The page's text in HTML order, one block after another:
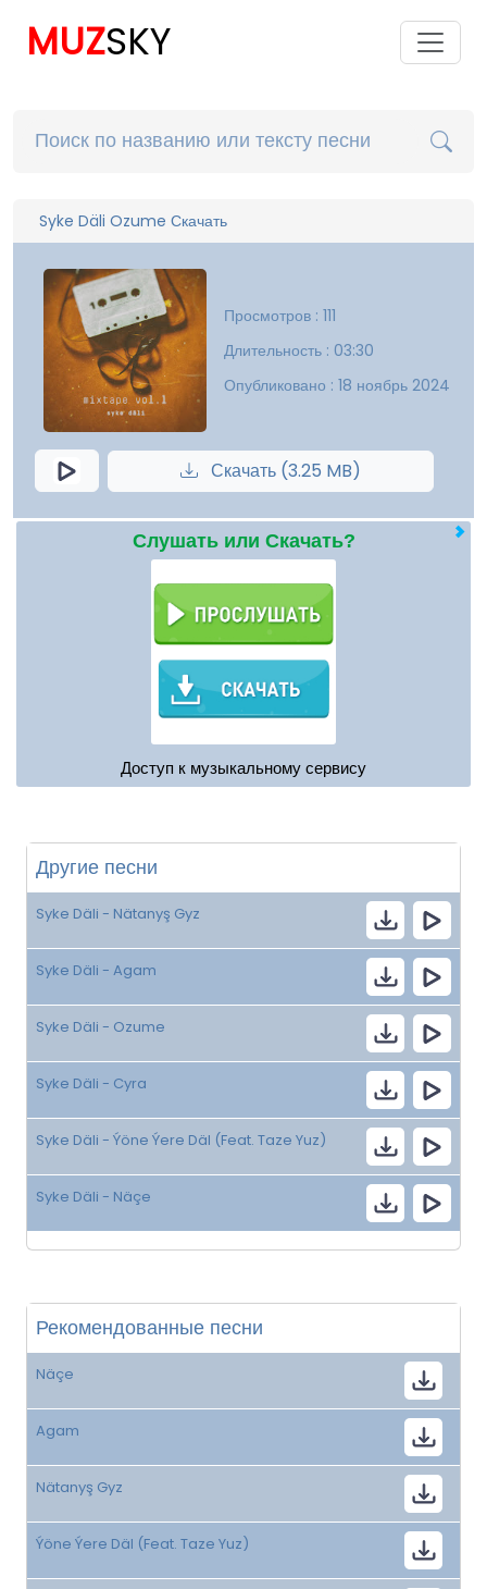
MUZSKY
Syke Däli Ozume Скачать
Просмотров : 111
Длительность : 03:30
Опубликовано : 18 ноябрь 2024
Скачать (3.25 MB)
Слушать или Скачать?
Доступ к музыкальному сервису
Другие песни
Syke Däli - Nätanyş Gyz
Syke Däli - Agam
Syke Däli - Ozume
Syke Däli - Cyra
Syke Däli - Ýöne Ýere Däl (Feat. Taze Yuz)
Syke Däli - Näçe
Рекомендованные песни
Näçe
Agam
Nätanyş Gyz
Ýöne Ýere Däl (Feat. Taze Yuz)